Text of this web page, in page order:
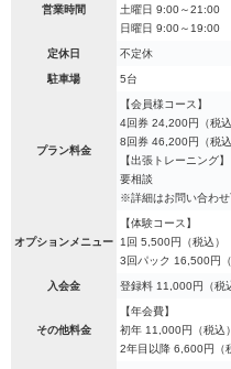
営業時間
土曜日 9:00～21:00
日曜日 9:00～19:00
定休日 不定休
駐車場 5台
プラン料金
【会員様コース】
4回券 24,200円（税込
8回券 46,200円（税込
【出張トレーニング】
要相談
※詳細はお問い合わ
オプションメニュー
【体験コース】
1回 5,500円（税込）
3回パック 16,500円（
入会金 登録料 11,000円（税
その他料金
【年会費】
初年 11,000円（税込）
2年目以降 6,600円（